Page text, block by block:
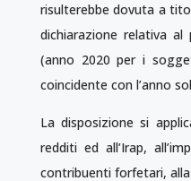
risulterebbe dovuta a
dichiarazione relativa
(anno 2020 per i
coincidente con l’anno
La disposizione si
redditi ed all’Irap,
contribuenti forfetari,